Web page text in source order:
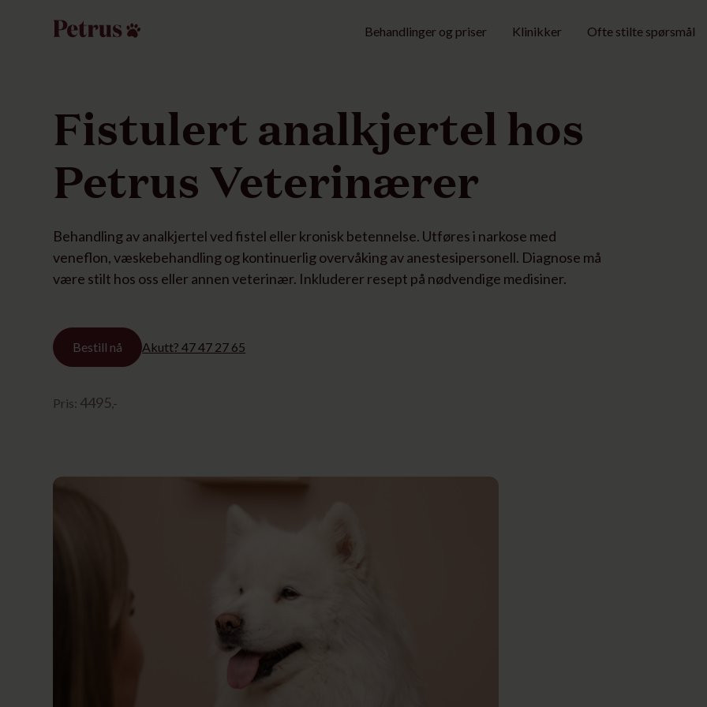
Behandlinger og priser Klinikker Ofte stilte spørsmål
Fistulert analkjertel hos
Petrus Veterinærer
Behandling av analkjertel ved fistel eller kronisk betennelse. Utføres i narkose med
veneflon, væskebehandling og kontinuerlig overvåking av anestesipersonell. Diagnose må
være stilt hos oss eller annen veterinær. Inkluderer resept på nødvendige medisiner.
Bestill nå Akutt? 47 47 27 65
Pris: 4495 ,-